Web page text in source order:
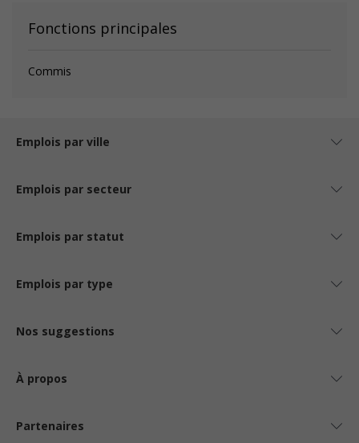
Fonctions principales
Commis
Emplois par ville
Emplois par secteur
Emplois par statut
Emplois par type
Nos suggestions
À propos
Partenaires